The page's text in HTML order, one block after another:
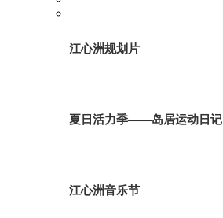
江心洲规划片
夏日活力季——岛居运动日记
江心洲音乐节